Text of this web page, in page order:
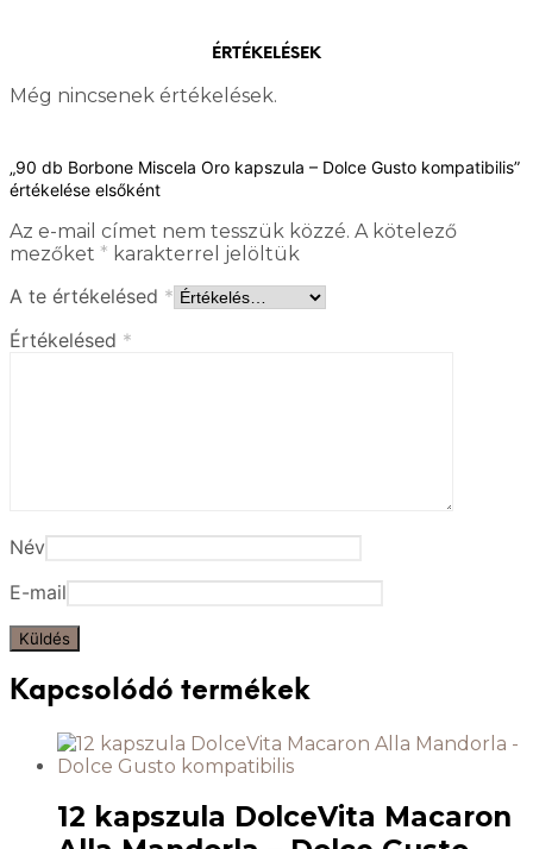
ÉRTÉKELÉSEK
Még nincsenek értékelések.
„90 db Borbone Miscela Oro kapszula – Dolce Gusto kompatibilis”
értékelése elsőként
Az e-mail címet nem tesszük közzé. A kötelező
mezőket * karakterrel jelöltük
A te értékelésed *
Értékelésed *
Név
E-mail
Kapcsolódó termékek
12 kapszula DolceVita Macaron